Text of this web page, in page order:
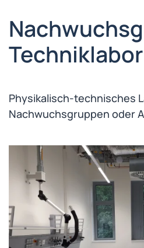
Techniklabor
Physikalisch-technisches
Nachwuchsgruppen oder